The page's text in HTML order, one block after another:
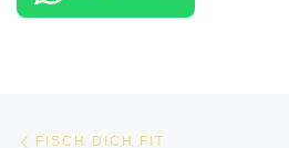
Beitragsnavigation
FISCH DICH FIT